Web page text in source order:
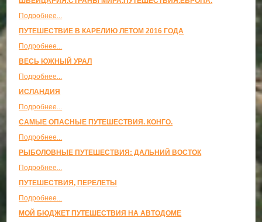
Подробнее...
ПУТЕШЕСТВИЕ В КАРЕЛИЮ ЛЕТОМ 2016 ГОДА
Подробнее...
ВЕСЬ ЮЖНЫЙ УРАЛ
Подробнее...
ИСЛАНДИЯ
Подробнее...
САМЫЕ ОПАСНЫЕ ПУТЕШЕСТВИЯ. КОНГО.
Подробнее...
РЫБОЛОВНЫЕ ПУТЕШЕСТВИЯ: ДАЛЬНИЙ ВОСТОК
Подробнее...
ПУТЕШЕСТВИЯ, ПЕРЕЛЕТЫ
Подробнее...
МОЙ БЮДЖЕТ ПУТЕШЕСТВИЯ НА АВТОДОМЕ